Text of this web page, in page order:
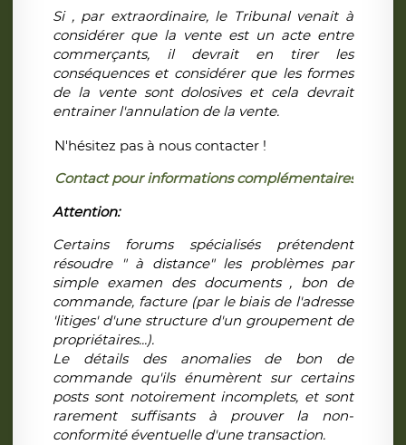
Si , par extraordinaire, le Tribunal venait à
considérer que la vente est un acte entre
commerçants, il devrait en tirer les
conséquences et considérer que les formes
de la vente sont dolosives et cela devrait
entrainer l'annulation de la vente.
N'hésitez pas à nous contacter !
Contact pour informations complémentaires ici
Attention:
Certains forums spécialisés prétendent
résoudre " à distance" les problèmes par
simple examen des documents , bon de
commande, facture (par le biais de l'adresse
'litiges' d'une structure d'un groupement de
propriétaires...).
Le détails des anomalies de bon de
commande qu'ils énumèrent sur certains
posts sont notoirement incomplets, et sont
rarement suffisants à prouver la non-
conformité éventuelle d'une transaction.